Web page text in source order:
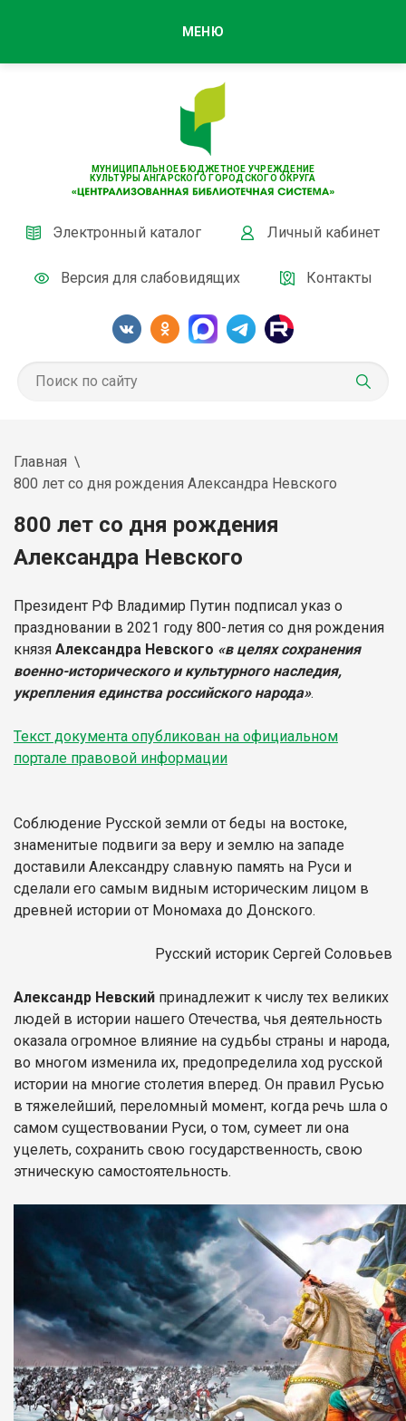
МУНИЦИПАЛЬНОЕ БЮДЖЕТНОЕ УЧРЕЖДЕНИЕ
КУЛЬТУРЫ АНГАРСКОГО ГОРОДСКОГО ОКРУГА
Электронный каталог Личный кабинет
Версия для слабовидящих Контакты
МЕНЮ
Главная
800 лет со дня рождения Александра Невского
800 лет со дня рождения
Александра Невского
Президент РФ Владимир Путин подписал указ о
праздновании в 2021 году 800-летия со дня рождения
князя Александра Невского «в целях сохранения
военно-исторического и культурного наследия,
укрепления единства российского народа».
Текст документа опубликован на официальном
портале правовой информации
Соблюдение Русской земли от беды на востоке,
знаменитые подвиги за веру и землю на западе
доставили Александру славную память на Руси и
сделали его самым видным историческим лицом в
древней истории от Мономаха до Донского.
Русский историк Сергей Соловьев
Александр Невский принадлежит к числу тех великих
людей в истории нашего Отечества, чья деятельность
оказала огромное влияние на судьбы страны и народа,
во многом изменила их, предопределила ход русской
истории на многие столетия вперед. Он правил Русью
в тяжелейший, переломный момент, когда речь шла о
самом существовании Руси, о том, сумеет ли она
уцелеть, сохранить свою государственность, свою
этническую самостоятельность.